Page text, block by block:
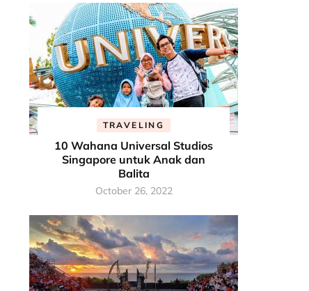
TRAVELING
10 Wahana Universal Studios
Singapore untuk Anak dan
Balita
October 26, 2022